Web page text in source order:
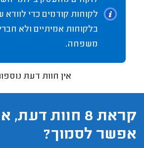
לקוחות קודמים כדי לוודא
בלקוחות אמיתיים ולא
משפחה.
אין חוות דעת
קראת 8 חוות
אפשר לסמוך?